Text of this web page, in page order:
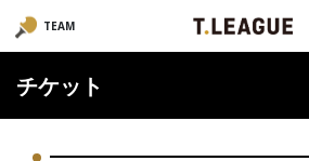
TEAM
チケット